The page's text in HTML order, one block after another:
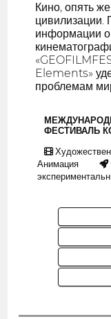
Кино, опять
цивилизации.
информации о
Elements»
проблемам
ФЕСТИВАЛЬ
Анимация